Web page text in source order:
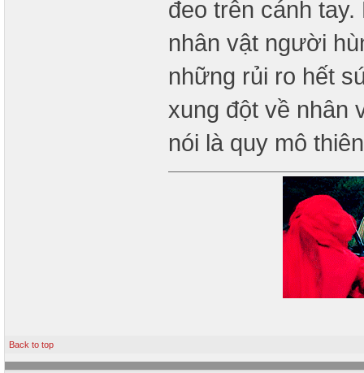
đeo trên cánh
nhân vật người
những rủi ro hết
xung đột về nhân
nói là quy mô
Back to top